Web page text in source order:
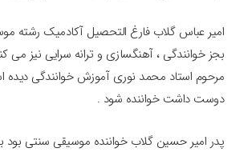
امیر عباس گلاب فارغ التحصیل آکادمیک رشته
بجز خوانندگی ، آهنگسازی و ترانه سرایی نیز می
مرحوم استاد محمد نوری آموزش خوانندگی
دوست داشت خواننده شود .
پدر امیر حسین گلاب خواننده موسیقی سنتی